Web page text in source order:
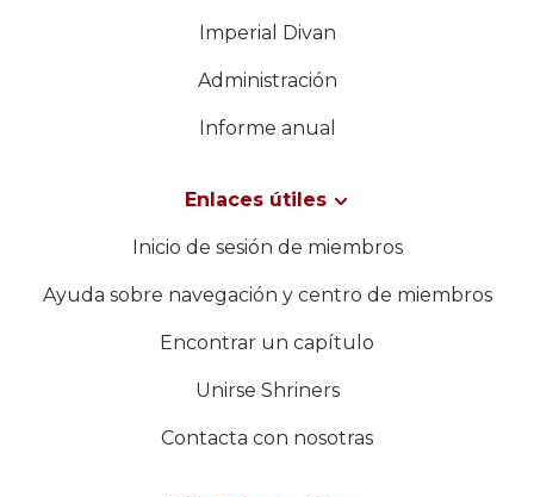
Imperial Divan
Administración
Informe anual
Enlaces útiles
Inicio de sesión de miembros
Ayuda sobre navegación y centro de miembros
Encontrar un capítulo
Unirse Shriners
Contacta con nosotras